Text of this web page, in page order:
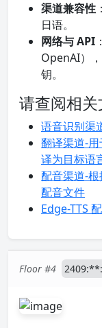
渠道兼容性
日语。
网络与 API
OpenAI）
钥。
请查阅相关
语音识别渠
翻译渠道-
译为目标语
配音渠道-
配音文件
Edge-TTS
Floor #4